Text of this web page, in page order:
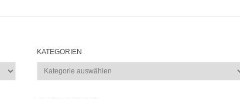
KATEGORIEN
Kategorien